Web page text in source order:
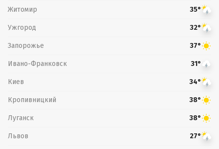
Житомир 35°
Ужгород 32°
Запорожье 37°
Ивано-Франковск 31°
Киев 34°
Кропивницкий 38°
Луганск 38°
Львов 27°